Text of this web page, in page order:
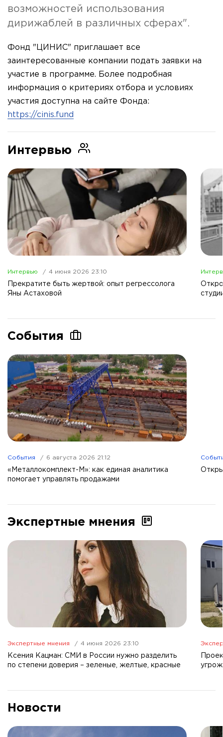
возможностей использования
дирижаблей в различных сферах".
Фонд "ЦИНИС" приглашает все
заинтересованные компании подать заявки на
участие в программе. Более подробная
информация о критериях отбора и условиях
участия доступна на сайте Фонда:
https://cinis.fund
Интервью
Интервью 4 июня 2026 23:10
Прекратите быть жертвой: опыт регрессолога
Яны Астаховой
События
События 6 августа 2026 21:12
«Металлокомплект-М»: как единая аналитика
помогает управлять продажами
Экспертные мнения
Экспертные мнения 4 июня 2026 23:10
Ксения Кацман: СМИ в России нужно разделить
по степени доверия – зеленые, желтые, красные
Новости